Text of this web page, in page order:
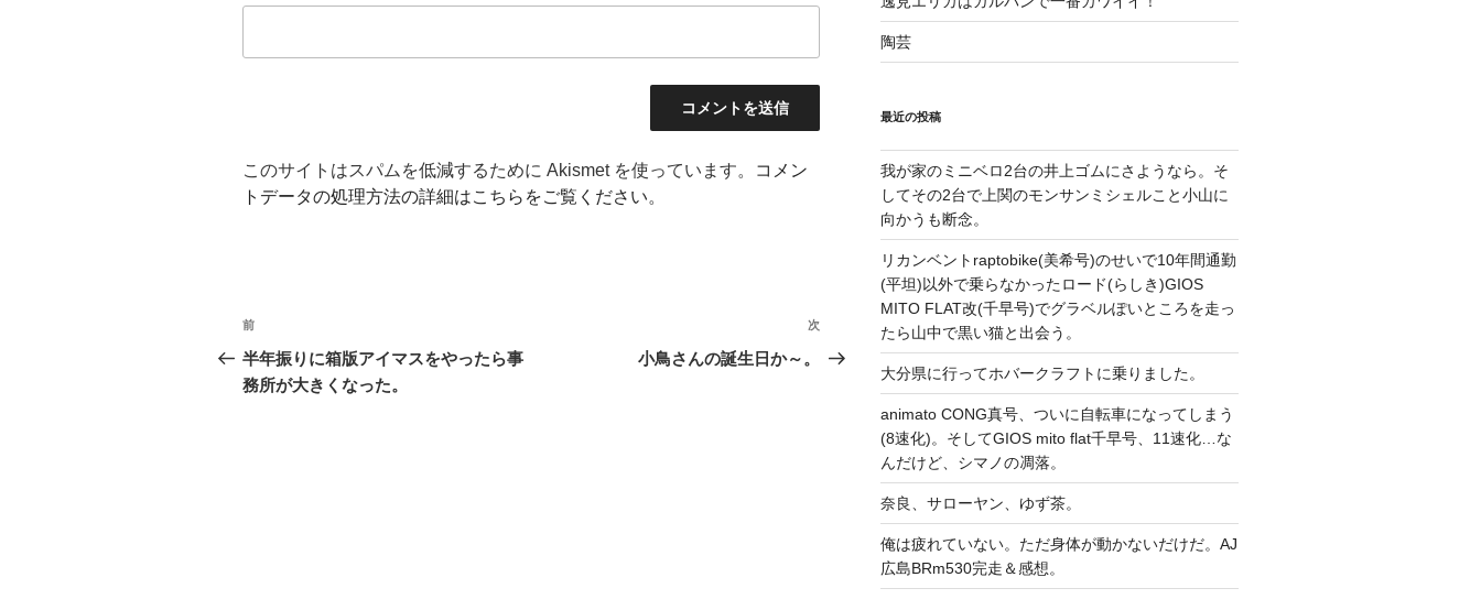
このサイトはスパムを低減するために Akismet を使っています。
コメン
トデータの処理方法の詳細はこちらをご覧ください。
投
稿
ナ
前
の
投
前
半年振りに箱版アイマスをやったら事
務所が大きくなった。
次
の
次
小鳥さんの誕生日か～。
陶芸
最近の投稿
我が家のミニベロ2台の井上ゴムにさようなら。そ
してその2台で上関のモンサンミシェルこと小山に
向かうも断念。
リカンベントraptobike(美希号)のせいで10年間通勤
(平坦)以外で乗らなかったロード(らしき)GIOS
MITO FLAT改(千早号)でグラベルぽいところを走っ
たら山中で黒い猫と出会う。
大分県に行ってホバークラフトに乗りました。
animato CONG真号、ついに自転車になってしまう
(8速化)。そしてGIOS mito flat千早号、11速化…な
んだけど、シマノの凋落。
奈良、サローヤン、ゆず茶。
俺は疲れていない。ただ身体が動かないだけだ。AJ
広島BRm530完走＆感想。